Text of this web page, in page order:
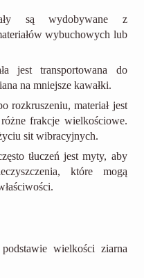
są wydobywane z
wybuchowych lub
jest transportowana do
na mniejsze kawałki.
rozkruszeniu, materiał jest
frakcje wielkościowe.
sit wibracyjnych.
tłuczeń jest myty, aby
które mogą
wielkości ziarna